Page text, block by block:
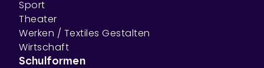
Sport
Theater
Werken / Textiles Gestalten
Wirtschaft
Schulformen